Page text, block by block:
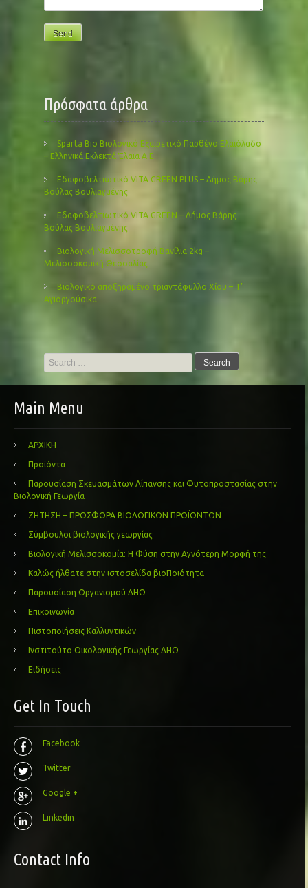
Πρόσφατα άρθρα
Sparta Bio Βιολογικό Εξαιρετικό Παρθένο Ελαιόλαδο
– Ελληνικά Εκλεκτά Έλαια Α.Ε.
Εδαφοβελτιωτικό VITA GREEN PLUS – Δήμος Βάρης
Βούλας Βουλιαγμένης
Εδαφοβελτιωτικό VITA GREEN – Δήμος Βάρης
Βούλας Βουλιαγμένης
Βιολογική Μελισσοτροφή Βανίλια 2kg –
Μελισσοκομική Θεσσαλίας
Βιολογικό αποξηραμένο τριαντάφυλλο Χίου – Τ’
Αγιοργούσικα
Search
for:
Main Menu
ΑΡΧΙΚΗ
Προϊόντα
Παρουσίαση Σκευασμάτων Λίπανσης και Φυτοπροστασίας στην
Βιολογική Γεωργία
ΖΗΤΗΣΗ – ΠΡΟΣΦΟΡΑ ΒΙΟΛΟΓΙΚΩΝ ΠΡΟΪΟΝΤΩΝ
Σύμβουλοι βιολογικής γεωργίας
Βιολογική Μελισσοκομία: Η Φύση στην Αγνότερη Μορφή της
Καλώς ήλθατε στην ιστοσελίδα βιοΠοιότητα
Παρουσίαση Οργανισμού ΔΗΩ
Επικοινωνία
Πιστοποιήσεις Καλλυντικών
Ινστιτούτο Οικολογικής Γεωργίας ΔΗΩ
Ειδήσεις
Get In Touch
Facebook
Twitter
Google +
Linkedin
Contact Info